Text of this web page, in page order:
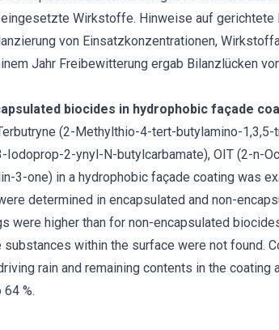
Wirkstoffe. Hinweise auf gerichtete
von Einsatzkonzentrationen,
Jahr Freibewitterung ergab Bilanzlücken
biocides in hydrophobic façade
(2-Methylthio-4-tert-butylamino-1,3,5-
Iodoprop-2-ynyl-N-butylcarbamate), OIT (2-n-
3-one) in a hydrophobic façade coating was
determined in encapsulated and non-
were higher than for non-encapsulated
within the surface were not found.
rain and remaining contents in the coating
%.